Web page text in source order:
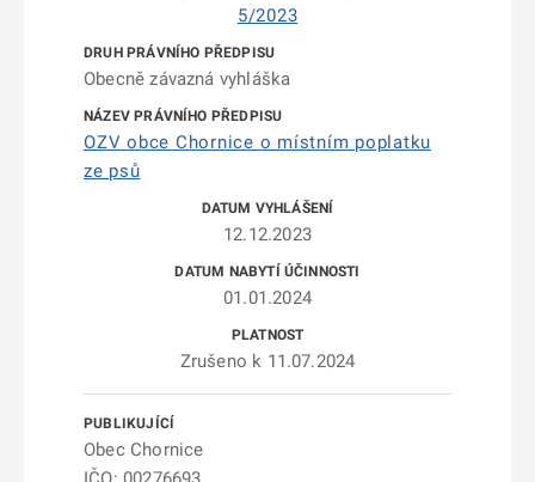
5/2023
Obecně závazná vyhláška
OZV obce Chornice o místním poplatku
ze psů
12.12.2023
01.01.2024
Zrušeno k 11.07.2024
Obec Chornice